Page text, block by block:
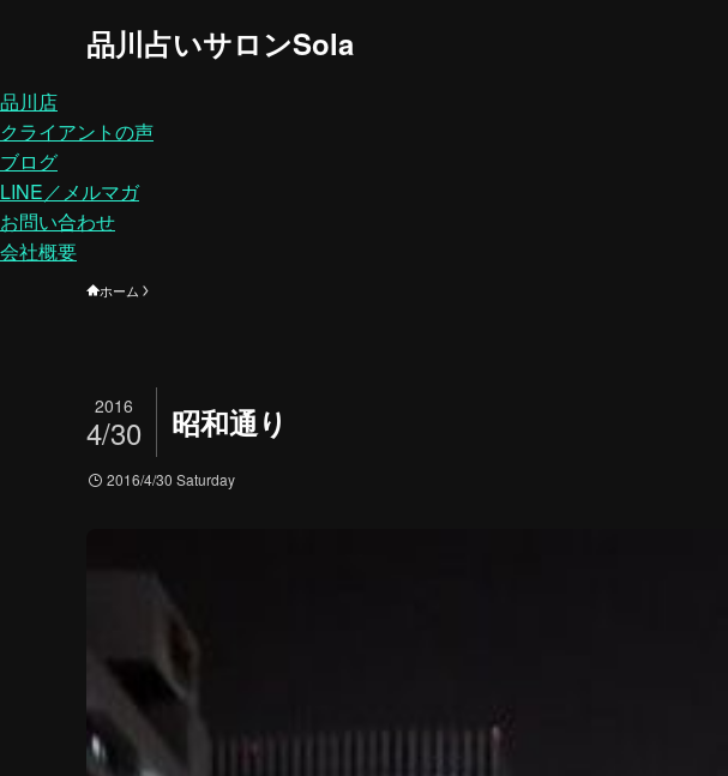
品川占いサロンSola
品川店
クライアントの声
ブログ
LINE／メルマガ
お問い合わせ
会社概要
ホーム
昭和通り
2016
4/30
2016/4/30 Saturday